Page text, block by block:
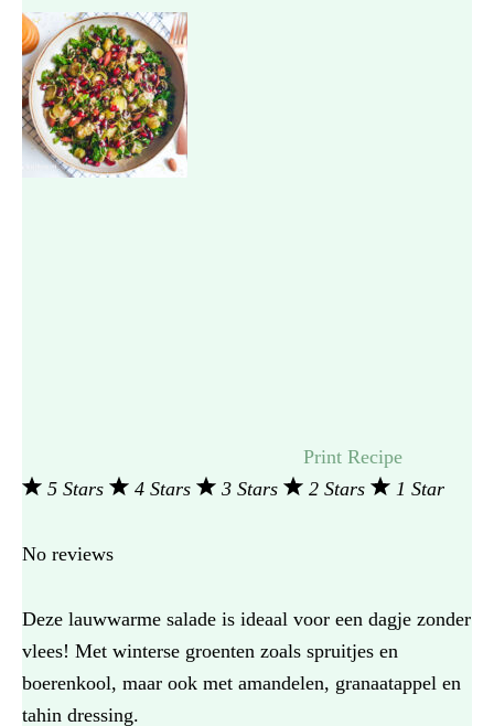
Print Recipe
5 Stars
4 Stars 3 Stars 2 Stars 1 Star
No reviews
Deze lauwwarme salade is ideaal voor een dagje zonder
vlees! Met winterse groenten zoals spruitjes en
boerenkool, maar ook met amandelen, granaatappel en
tahin dressing.